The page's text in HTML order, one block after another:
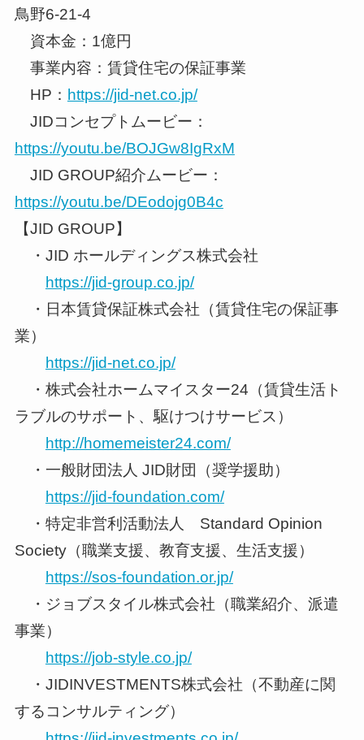
鳥野6-21-4
資本金：1億円
事業内容：賃貸住宅の保証事業
HP： https://jid-net.co.jp/
JIDコンセプトムービー：
https://youtu.be/BOJGw8IgRxM
JID GROUP紹介ムービー：
https://youtu.be/DEodojg0B4c
【JID GROUP】
・JID ホールディングス株式会社
https://jid-group.co.jp/
・日本賃貸保証株式会社（賃貸住宅の保証事
業）
https://jid-net.co.jp/
・株式会社ホームマイスター24（賃貸生活ト
ラブルのサポート、駆けつけサービス）
http://homemeister24.com/
・一般財団法人 JID財団（奨学援助）
https://jid-foundation.com/
・特定非営利活動法人 Standard Opinion
Society（職業支援、教育支援、生活支援）
https://sos-foundation.or.jp/
・ジョブスタイル株式会社（職業紹介、派遣
事業）
https://job-style.co.jp/
・JIDINVESTMENTS株式会社（不動産に関
するコンサルティング）